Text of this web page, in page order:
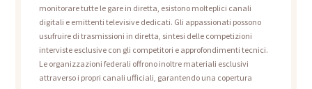
monitorare tutte le gare in diretta, esistono molteplici canali
digitali e emittenti televisive dedicati. Gli appassionati possono
usufruire di trasmissioni in diretta, sintesi delle competizioni
interviste esclusive con gli competitori e approfondimenti tecnici.
Le organizzazioni federali offrono inoltre materiali esclusivi
attraverso i propri canali ufficiali, garantendo una copertura